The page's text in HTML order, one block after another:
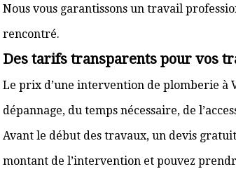
Nous vous garantissons un travail
rencontré.
Des tarifs transparents pour vos
Le prix d’une intervention de plomberie
dépannage, du temps nécessaire, de
Avant le début des travaux, un devis
montant de l’intervention et pouvez